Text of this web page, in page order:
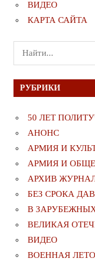
ВИДЕО
КАРТА САЙТА
Поиск
для:
РУБРИКИ
50 ЛЕТ
АНОНС
АРМИЯ И
АРМИЯ И
АРХИВ
БЕЗ СРОКА
В
ВЕЛИКАЯ
ВИДЕО
ВОЕННАЯ